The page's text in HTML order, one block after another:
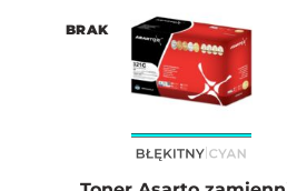
BRAK